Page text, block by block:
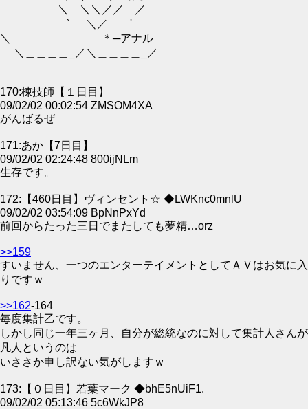
＼ ＼＼／／ ／
` ＼／ '
＼ ＊─アナル
＼＿＿＿＿_／＼＿＿＿＿_／
170:棟技師【１日目】
09/02/02 00:02:54 ZMSOM4XA
がんばるぜ
171:あか【7日目】
09/02/02 02:24:48 800ijNLm
生存です。
172:【460日目】ヴィンセント☆ ◆LWKnc0mnlU
09/02/02 03:54:09 BpNnPxYd
前回からたった三日でまたしても夢精…orz
>>159
すいません、一つのエンターテイメントとしてＡＶはお気に入
りですｗ
>>162-164
毎度集計乙です。
しかし同じ一年三ヶ月、自分が総統なのに対して集計人さんが
凡人というのは
いささか申し訳ない気がしますｗ
173:【０日目】若葉マーク ◆bhE5nUiF1.
09/02/02 05:13:46 5c6WkJP8